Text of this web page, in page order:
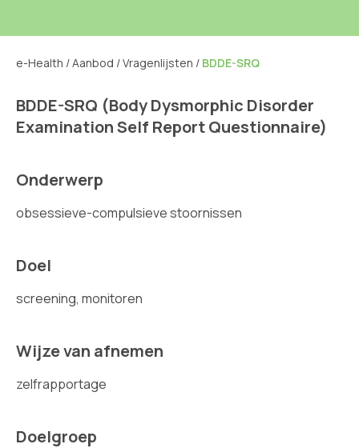
e-Health /Aanbod /Vragenlijsten / BDDE-SRQ
BDDE-SRQ (Body Dysmorphic Disorder
Examination Self Report Questionnaire)
Onderwerp
obsessieve-compulsieve stoornissen
Doel
screening, monitoren
Wijze van afnemen
zelfrapportage
Doelgroep